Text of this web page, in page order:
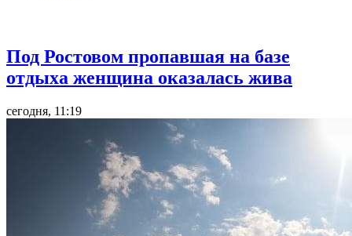
Под Ростовом пропавшая на базе
отдыха женщина оказалась жива
сегодня, 11:19